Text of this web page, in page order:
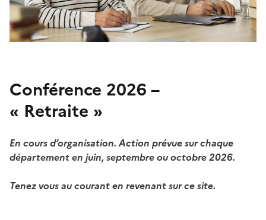
Conférence 2026 –
« Retraite »
En cours d’organisation. Action prévue sur chaque
département en juin, septembre ou octobre 2026.
Tenez vous au courant en revenant sur ce site.